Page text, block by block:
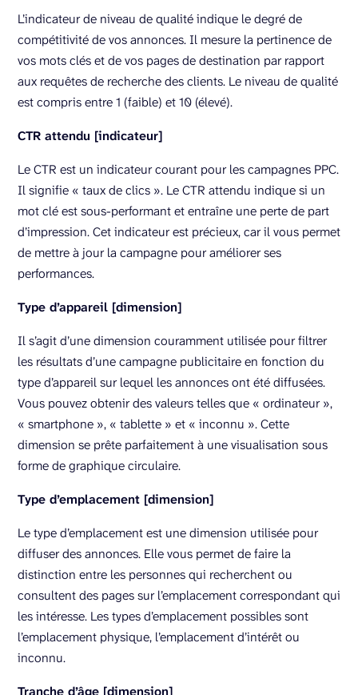
L’indicateur de niveau de qualité indique le degré de
compétitivité de vos annonces. Il mesure la pertinence de
vos mots clés et de vos pages de destination par rapport
aux requêtes de recherche des clients. Le niveau de qualité
est compris entre 1 (faible) et 10 (élevé).
CTR attendu [indicateur]
Le CTR est un indicateur courant pour les campagnes PPC.
Il signifie « taux de clics ». Le CTR attendu indique si un
mot clé est sous-performant et entraîne une perte de part
d’impression. Cet indicateur est précieux, car il vous permet
de mettre à jour la campagne pour améliorer ses
performances.
Type d’appareil [dimension]
Il s’agit d’une dimension couramment utilisée pour filtrer
les résultats d’une campagne publicitaire en fonction du
type d’appareil sur lequel les annonces ont été diffusées.
Vous pouvez obtenir des valeurs telles que « ordinateur »,
« smartphone », « tablette » et « inconnu ». Cette
dimension se prête parfaitement à une visualisation sous
forme de graphique circulaire.
Type d’emplacement [dimension]
Le type d’emplacement est une dimension utilisée pour
diffuser des annonces. Elle vous permet de faire la
distinction entre les personnes qui recherchent ou
consultent des pages sur l’emplacement correspondant qui
les intéresse. Les types d’emplacement possibles sont
l’emplacement physique, l’emplacement d’intérêt ou
inconnu.
Tranche d’âge [dimension]